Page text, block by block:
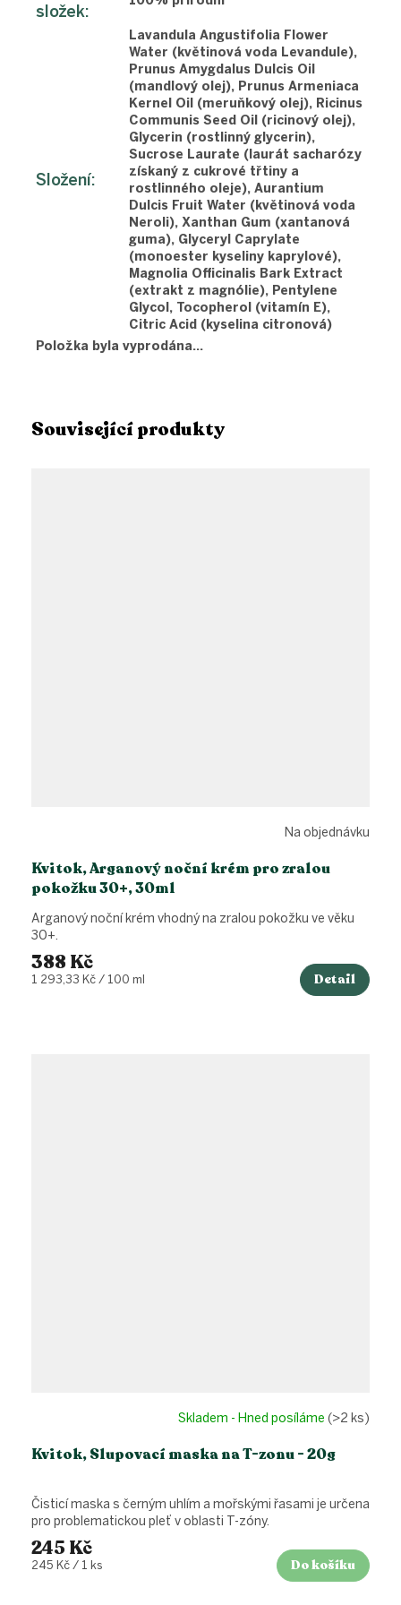
Související produkty
Kvitok, Arganový noční krém pro zralou
pokožku 30+, 30ml
Na objednávku
388 Kč
Měrná
1 293,33 Kč / 100 ml Detail
Arganový noční krém vhodný na zralou pokožku ve věku
30+.
Kvitok, Slupovací maska na T-zonu - 20g
Skladem - Hned posíláme (>2 ks)
245 Kč
Měrná
245 Kč / 1 ks Do košíku
Čisticí maska s černým uhlím a mořskými řasami je určena
pro problematickou pleť v oblasti T-zóny.
složek:
Složení:
Lavandula Angustifolia Flower
Water (květinová voda Levandule),
Prunus Amygdalus Dulcis Oil
(mandlový olej), Prunus Armeniaca
Kernel Oil (meruňkový olej), Ricinus
Communis Seed Oil (ricinový olej),
Glycerin (rostlinný glycerin),
Sucrose Laurate (laurát sacharózy
získaný z cukrové třtiny a
rostlinného oleje), Aurantium
Dulcis Fruit Water (květinová voda
Neroli), Xanthan Gum (xantanová
guma), Glyceryl Caprylate
(monoester kyseliny kaprylové),
Magnolia Officinalis Bark Extract
(extrakt z magnólie), Pentylene
Glycol, Tocopherol (vitamín E),
Citric Acid (kyselina citronová)
Položka byla vyprodána…